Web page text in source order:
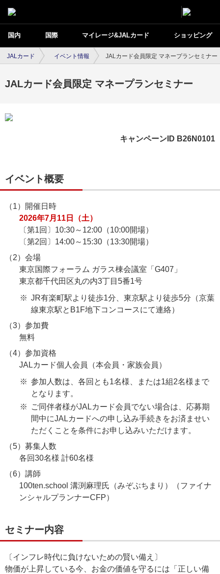
国内 国際 マイレージ&JALカード ショッピング
JALカード イベント情報 JALカード会員限定 マネープランセミナー
JALカード会員限定 マネープランセミナー
キャンペーンID B26N0101
イベント概要
（1）開催日時
2026年7月11日（土）
〔第1回〕10:30～12:00（10:00開場）
〔第2回〕14:00～15:30（13:30開場）
（2）会場
東京国際フォーラム ガラス棟会議室「G407」
東京都千代田区丸の内3丁目5番1号
JR有楽町駅より徒歩1分、東京駅より徒歩5分（京葉
線東京駅とB1F地下コンコースにて連絡）
（3）参加費
無料
（4）参加資格
JALカード個人会員（本会員・家族会員）
参加人数は、各回とも1名様、または1組2名様まで
となります。
ご同伴者様がJALカード会員でない場合は、応募期
間中にJALカードへの申し込み手続きをお済ませい
ただくことを条件にお申し込みいただけます。
（5）募集人数
各回30名様 計60名様
（6）講師
100ten.school 溝渕麻理氏（みぞぶちまり）（ファイナ
ンシャルプランナーCFP）
セミナー内容
〔インフレ時代に負けないための賢い備え〕
物価が上昇している今、お金の価値を守るには「正しい備